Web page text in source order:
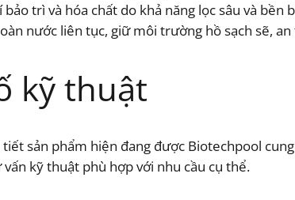
trì và hóa chất do khả năng lọc sâu và bền
nước liên tục, giữ môi trường hồ sạch sẽ, an
kỹ thuật
sản phẩm hiện đang được Biotechpool
kỹ thuật phù hợp với nhu cầu cụ thể.